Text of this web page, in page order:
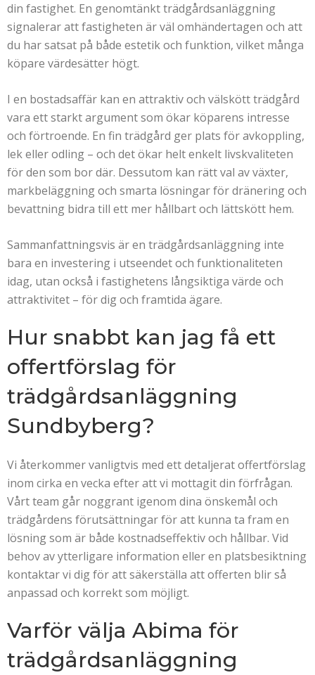
din fastighet. En genomtänkt trädgårdsanläggning
signalerar att fastigheten är väl omhändertagen och att
du har satsat på både estetik och funktion, vilket många
köpare värdesätter högt.
I en bostadsaffär kan en attraktiv och välskött trädgård
vara ett starkt argument som ökar köparens intresse
och förtroende. En fin trädgård ger plats för avkoppling,
lek eller odling – och det ökar helt enkelt livskvaliteten
för den som bor där. Dessutom kan rätt val av växter,
markbeläggning och smarta lösningar för dränering och
bevattning bidra till ett mer hållbart och lättskött hem.
Sammanfattningsvis är en trädgårdsanläggning inte
bara en investering i utseendet och funktionaliteten
idag, utan också i fastighetens långsiktiga värde och
attraktivitet – för dig och framtida ägare.
Hur snabbt kan jag få ett
offertförslag för
trädgårdsanläggning
Sundbyberg?
Vi återkommer vanligtvis med ett detaljerat offertförslag
inom cirka en vecka efter att vi mottagit din förfrågan.
Vårt team går noggrant igenom dina önskemål och
trädgårdens förutsättningar för att kunna ta fram en
lösning som är både kostnadseffektiv och hållbar. Vid
behov av ytterligare information eller en platsbesiktning
kontaktar vi dig för att säkerställa att offerten blir så
anpassad och korrekt som möjligt.
Varför välja Abima för
trädgårdsanläggning